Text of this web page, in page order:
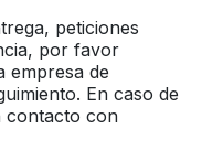
peticiones
por favor
empresa de
En caso de
contacto con